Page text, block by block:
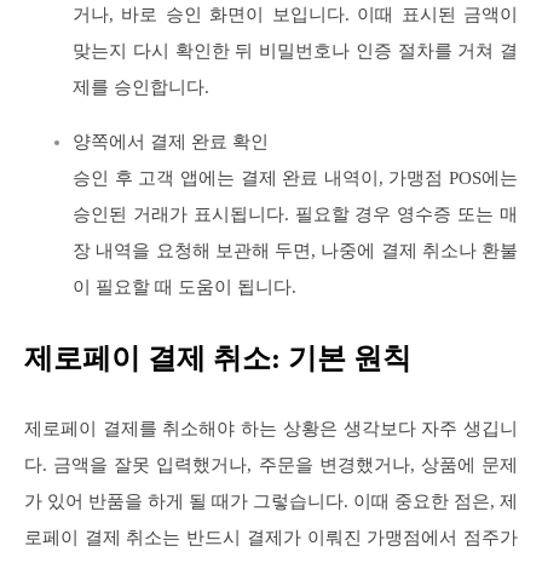
거나, 바로 승인 화면이 보입니다. 이때 표시된 금액이
맞는지 다시 확인한 뒤 비밀번호나 인증 절차를 거쳐 결
제를 승인합니다.
양쪽에서 결제 완료 확인
승인 후 고객 앱에는 결제 완료 내역이, 가맹점 POS에는
승인된 거래가 표시됩니다. 필요할 경우 영수증 또는 매
장 내역을 요청해 보관해 두면, 나중에 결제 취소나 환불
이 필요할 때 도움이 됩니다.
제로페이 결제 취소: 기본 원칙
제로페이 결제를 취소해야 하는 상황은 생각보다 자주 생깁니
다. 금액을 잘못 입력했거나, 주문을 변경했거나, 상품에 문제
가 있어 반품을 하게 될 때가 그렇습니다. 이때 중요한 점은, 제
로페이 결제 취소는 반드시 결제가 이뤄진 가맹점에서 점주가